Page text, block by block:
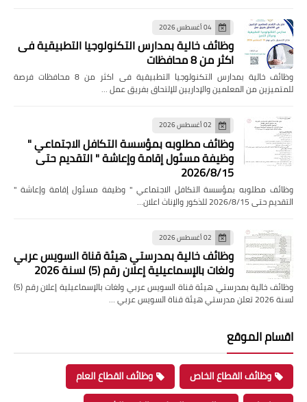
04 أغسطس 2026
وظائف خالية بمدارس التكنولوجيا التطبيقية فى
اكثر من 8 محافظات
وظائف خالية بمدارس التكنولوجيا التطبيقية فى اكثر من 8 محافظات فرصة
للمتميزين من المعلمين والإداريين للإلتحاق بفريق عمل …
02 أغسطس 2026
وظائف مطلوبه بمؤسسة التكافل الاجتماعي "
وظيفة مسئول إقامة وإعاشة " التقديم حتى
2026/8/15
وظائف مطلوبه بمؤسسة التكافل الاجتماعي " وظيفة مسئول إقامة وإعاشة "
التقديم حتى 2026/8/15 للذكور والإناث اعلان…
02 أغسطس 2026
وظائف خالية بمدرستي هيئة قناة السويس عربي
ولغات بالإسماعيلية إعلان رقم (5) لسنة 2026
وظائف خالية بمدرستي هيئة قناة السويس عربي ولغات بالإسماعيلية إعلان رقم (5)
لسنة 2026 تعلن مدرستي هيئة قناة السويس عربي …
اقسام الموقع
وظائف القطاع الخاص
وظائف القطاع العام